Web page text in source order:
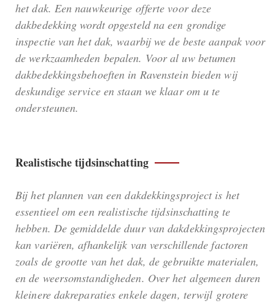
het dak. Een nauwkeurige offerte voor deze
dakbedekking wordt opgesteld na een grondige
inspectie van het dak, waarbij we de beste aanpak voor
de werkzaamheden bepalen. Voor al uw betumen
dakbedekkingsbehoeften in Ravenstein bieden wij
deskundige service en staan we klaar om u te
ondersteunen.
Realistische tijdsinschatting
Bij het plannen van een dakdekkingsproject is het
essentieel om een realistische tijdsinschatting te
hebben. De gemiddelde duur van dakdekkingsprojecten
kan variëren, afhankelijk van verschillende factoren
zoals de grootte van het dak, de gebruikte materialen,
en de weersomstandigheden. Over het algemeen duren
kleinere dakreparaties enkele dagen, terwijl grotere